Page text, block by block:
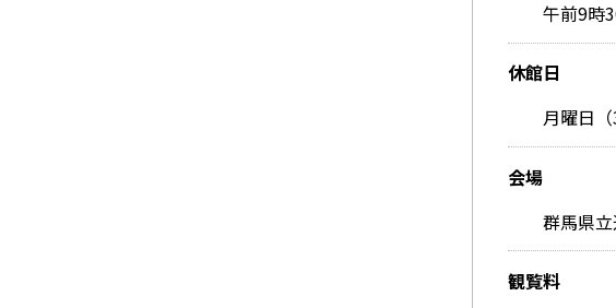
午前9時
休館日
月曜日（
会場
群馬県
観覧料